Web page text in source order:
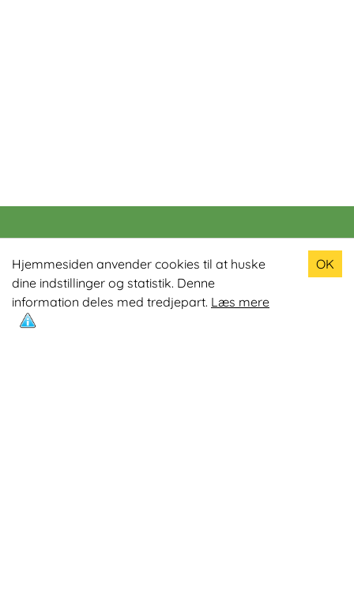
Hjemmesiden anvender cookies til at huske
dine indstillinger og statistik. Denne
information deles med tredjepart. Læs mere
OK
Populære produkter
Odin R900 Romaskine
Odin S900 Spinningcykel